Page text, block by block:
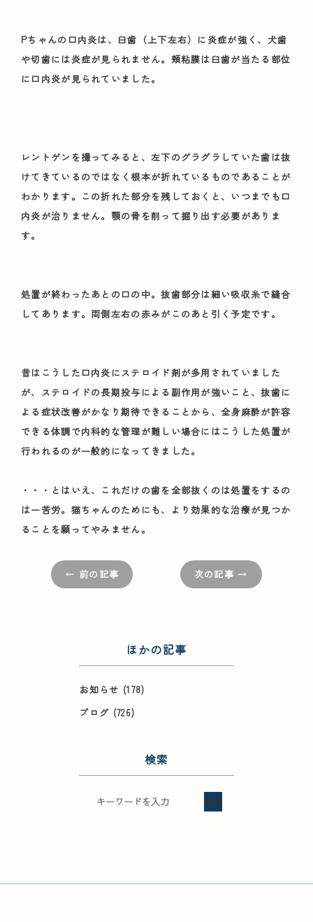
Pちゃんの口内炎は、臼歯（上下左右）に炎症が強く、犬歯
や切歯には炎症が見られません。頬粘膜は臼歯が当たる部位
に口内炎が見られていました。
レントゲンを撮ってみると、左下のグラグラしていた歯は抜
けてきているのではなく根本が折れているものであることが
わかります。この折れた部分を残しておくと、いつまでも口
内炎が治りません。顎の骨を削って掘り出す必要がありま
す。
処置が終わったあとの口の中。抜歯部分は細い吸収糸で縫合
してあります。両側左右の赤みがこのあと引く予定です。
昔はこうした口内炎にステロイド剤が多用されていました
が、ステロイドの長期投与による副作用が強いこと、抜歯に
よる症状改善がかなり期待できることから、全身麻酔が許容
できる体調で内科的な管理が難しい場合にはこうした処置が
行われるのが一般的になってきました。
・・・とはいえ、これだけの歯を全部抜くのは処置をするの
は一苦労。猫ちゃんのためにも、より効果的な治療が見つか
ることを願ってやみません。
← 前の記事 次の記事 →
ほかの記事
お知らせ (178)
ブログ (726)
検索
検索